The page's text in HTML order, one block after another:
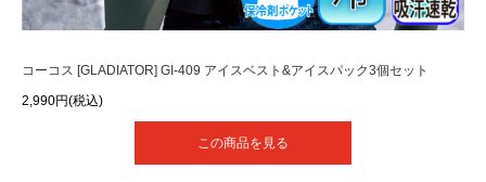
コーコス [GLADIATOR] GI-409 アイスベスト&アイスパック3個セット
2,990円(税込)
この商品を見る